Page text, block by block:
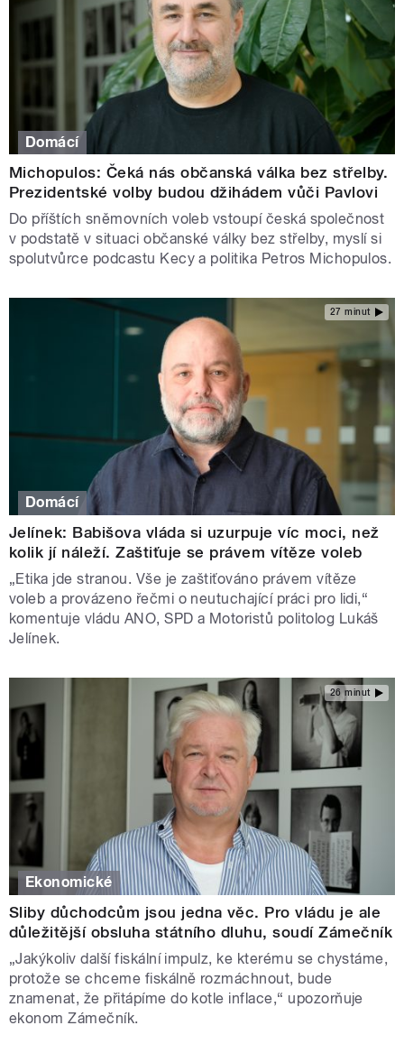
Domácí
Michopulos: Čeká nás občanská válka bez střelby.
Prezidentské volby budou džihádem vůči Pavlovi
Do příštích sněmovních voleb vstoupí česká společnost
v podstatě v situaci občanské války bez střelby, myslí si
spolutvůrce podcastu Kecy a politika Petros Michopulos.
27 minut
Domácí
Jelínek: Babišova vláda si uzurpuje víc moci, než
kolik jí náleží. Zaštiťuje se právem vítěze voleb
„Etika jde stranou. Vše je zaštiťováno právem vítěze
voleb a provázeno řečmi o neutuchající práci pro lidi,“
komentuje vládu ANO, SPD a Motoristů politolog Lukáš
Jelínek.
26 minut
Ekonomické
Sliby důchodcům jsou jedna věc. Pro vládu je ale
důležitější obsluha státního dluhu, soudí Zámečník
„Jakýkoliv další fiskální impulz, ke kterému se chystáme,
protože se chceme fiskálně rozmáchnout, bude
znamenat, že přitápíme do kotle inflace,“ upozorňuje
ekonom Zámečník.